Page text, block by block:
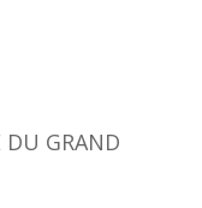
DU GRAND